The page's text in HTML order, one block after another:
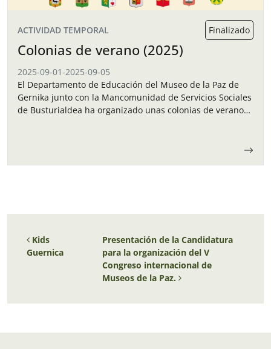
ACTIVIDAD TEMPORAL Finalizado
Colonias de verano (2025)
2025-09-01-2025-09-05
El Departamento de Educación del Museo de la Paz de
Gernika junto con la Mancomunidad de Servicios Sociales
de Busturialdea ha organizado unas colonias de verano
Navegación de entradas
Kids
Guernica
Presentación de la Candidatura
para la organización del V
Congreso internacional de
Museos de la Paz.